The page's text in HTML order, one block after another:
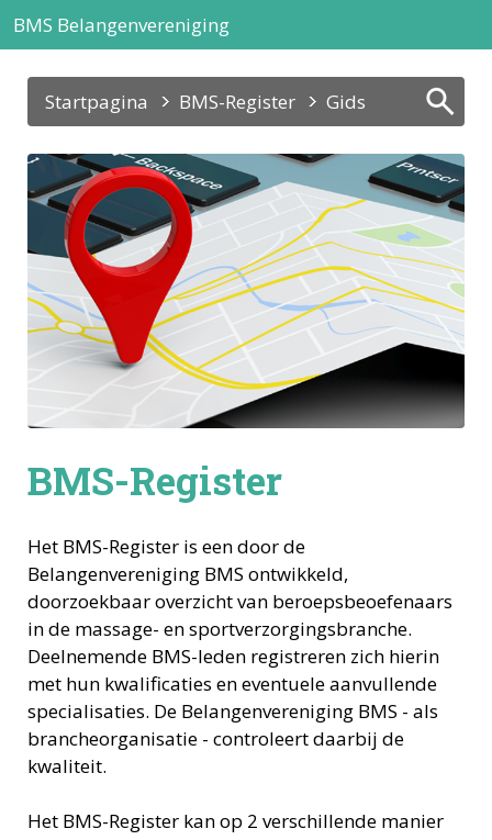
BMS Belangenvereniging
Startpagina BMS-Register Gids
BMS-Register
Het BMS-Register is een door de
Belangenvereniging BMS ontwikkeld,
doorzoekbaar overzicht van beroepsbeoefenaars
in de massage- en sportverzorgingsbranche.
Deelnemende BMS-leden registreren zich hierin
met hun kwalificaties en eventuele aanvullende
specialisaties. De Belangenvereniging BMS - als
brancheorganisatie - controleert daarbij de
kwaliteit.
Het BMS-Register kan op 2 verschillende manier